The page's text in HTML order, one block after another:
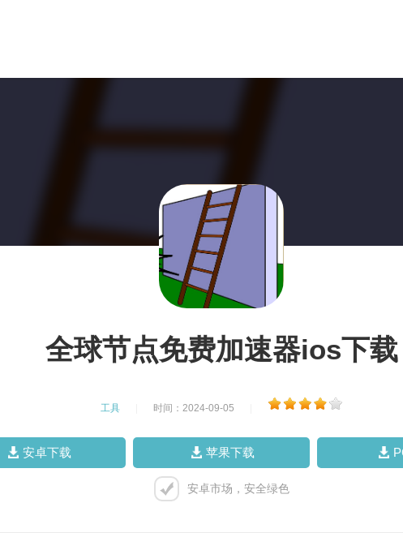
全球节点免费加速器ios下载
工具 时间：2024-09-05
安卓下载 苹果下载
安卓市场，安全绿色